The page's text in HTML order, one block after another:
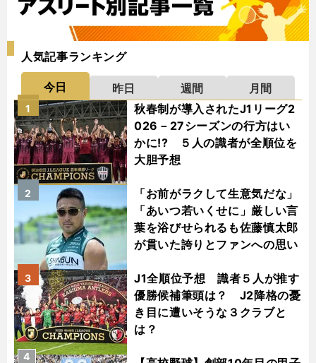
人気記事ランキング
今日 昨日 週間
月間
秋春制が導入されたJ1リーグ2
026－27シーズンの行方はい
かに!? ５人の識者が全順位を
大胆予想
1
「お前がラクして生意気だな」
「あいつ若いくせに」厳しい言
葉を浴びせられるも佐藤慎太郎
が貫いた誇りとファンへの思い
2
J1全順位予想 識者５人が推す
優勝候補筆頭は？ J2降格の憂
き目に遭いそうな３クラブと
は？
3
4